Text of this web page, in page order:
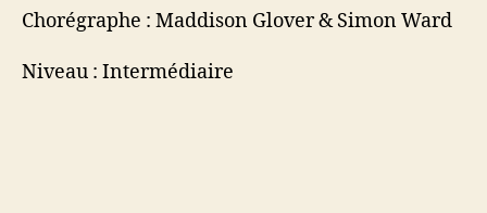
Chorégraphe : Maddison Glover & Simon Ward
Niveau : Intermédiaire